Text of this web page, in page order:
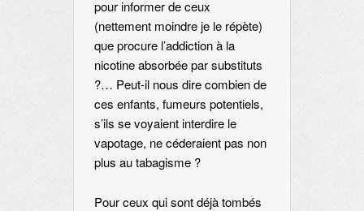
pour informer de ceux
(nettement moindre je le répète)
que procure l’addiction à la
nicotine absorbée par substituts
?… Peut-il nous dire combien de
ces enfants, fumeurs potentiels,
s’ils se voyaient interdire le
vapotage, ne céderaient pas non
plus au tabagisme ?
Pour ceux qui sont déjà tombés